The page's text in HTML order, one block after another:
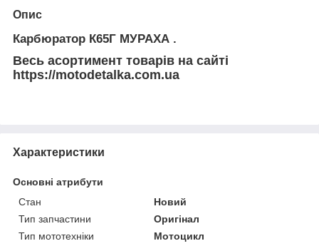
Опис
Карбюратор К65Г МУРАХА .
Весь асортимент товарів на сайті
https://motodetalka.com.ua
Характеристики
Основні атрибути
Стан
Новий
Тип запчастини
Оригінал
Тип мототехніки
Мотоцикл